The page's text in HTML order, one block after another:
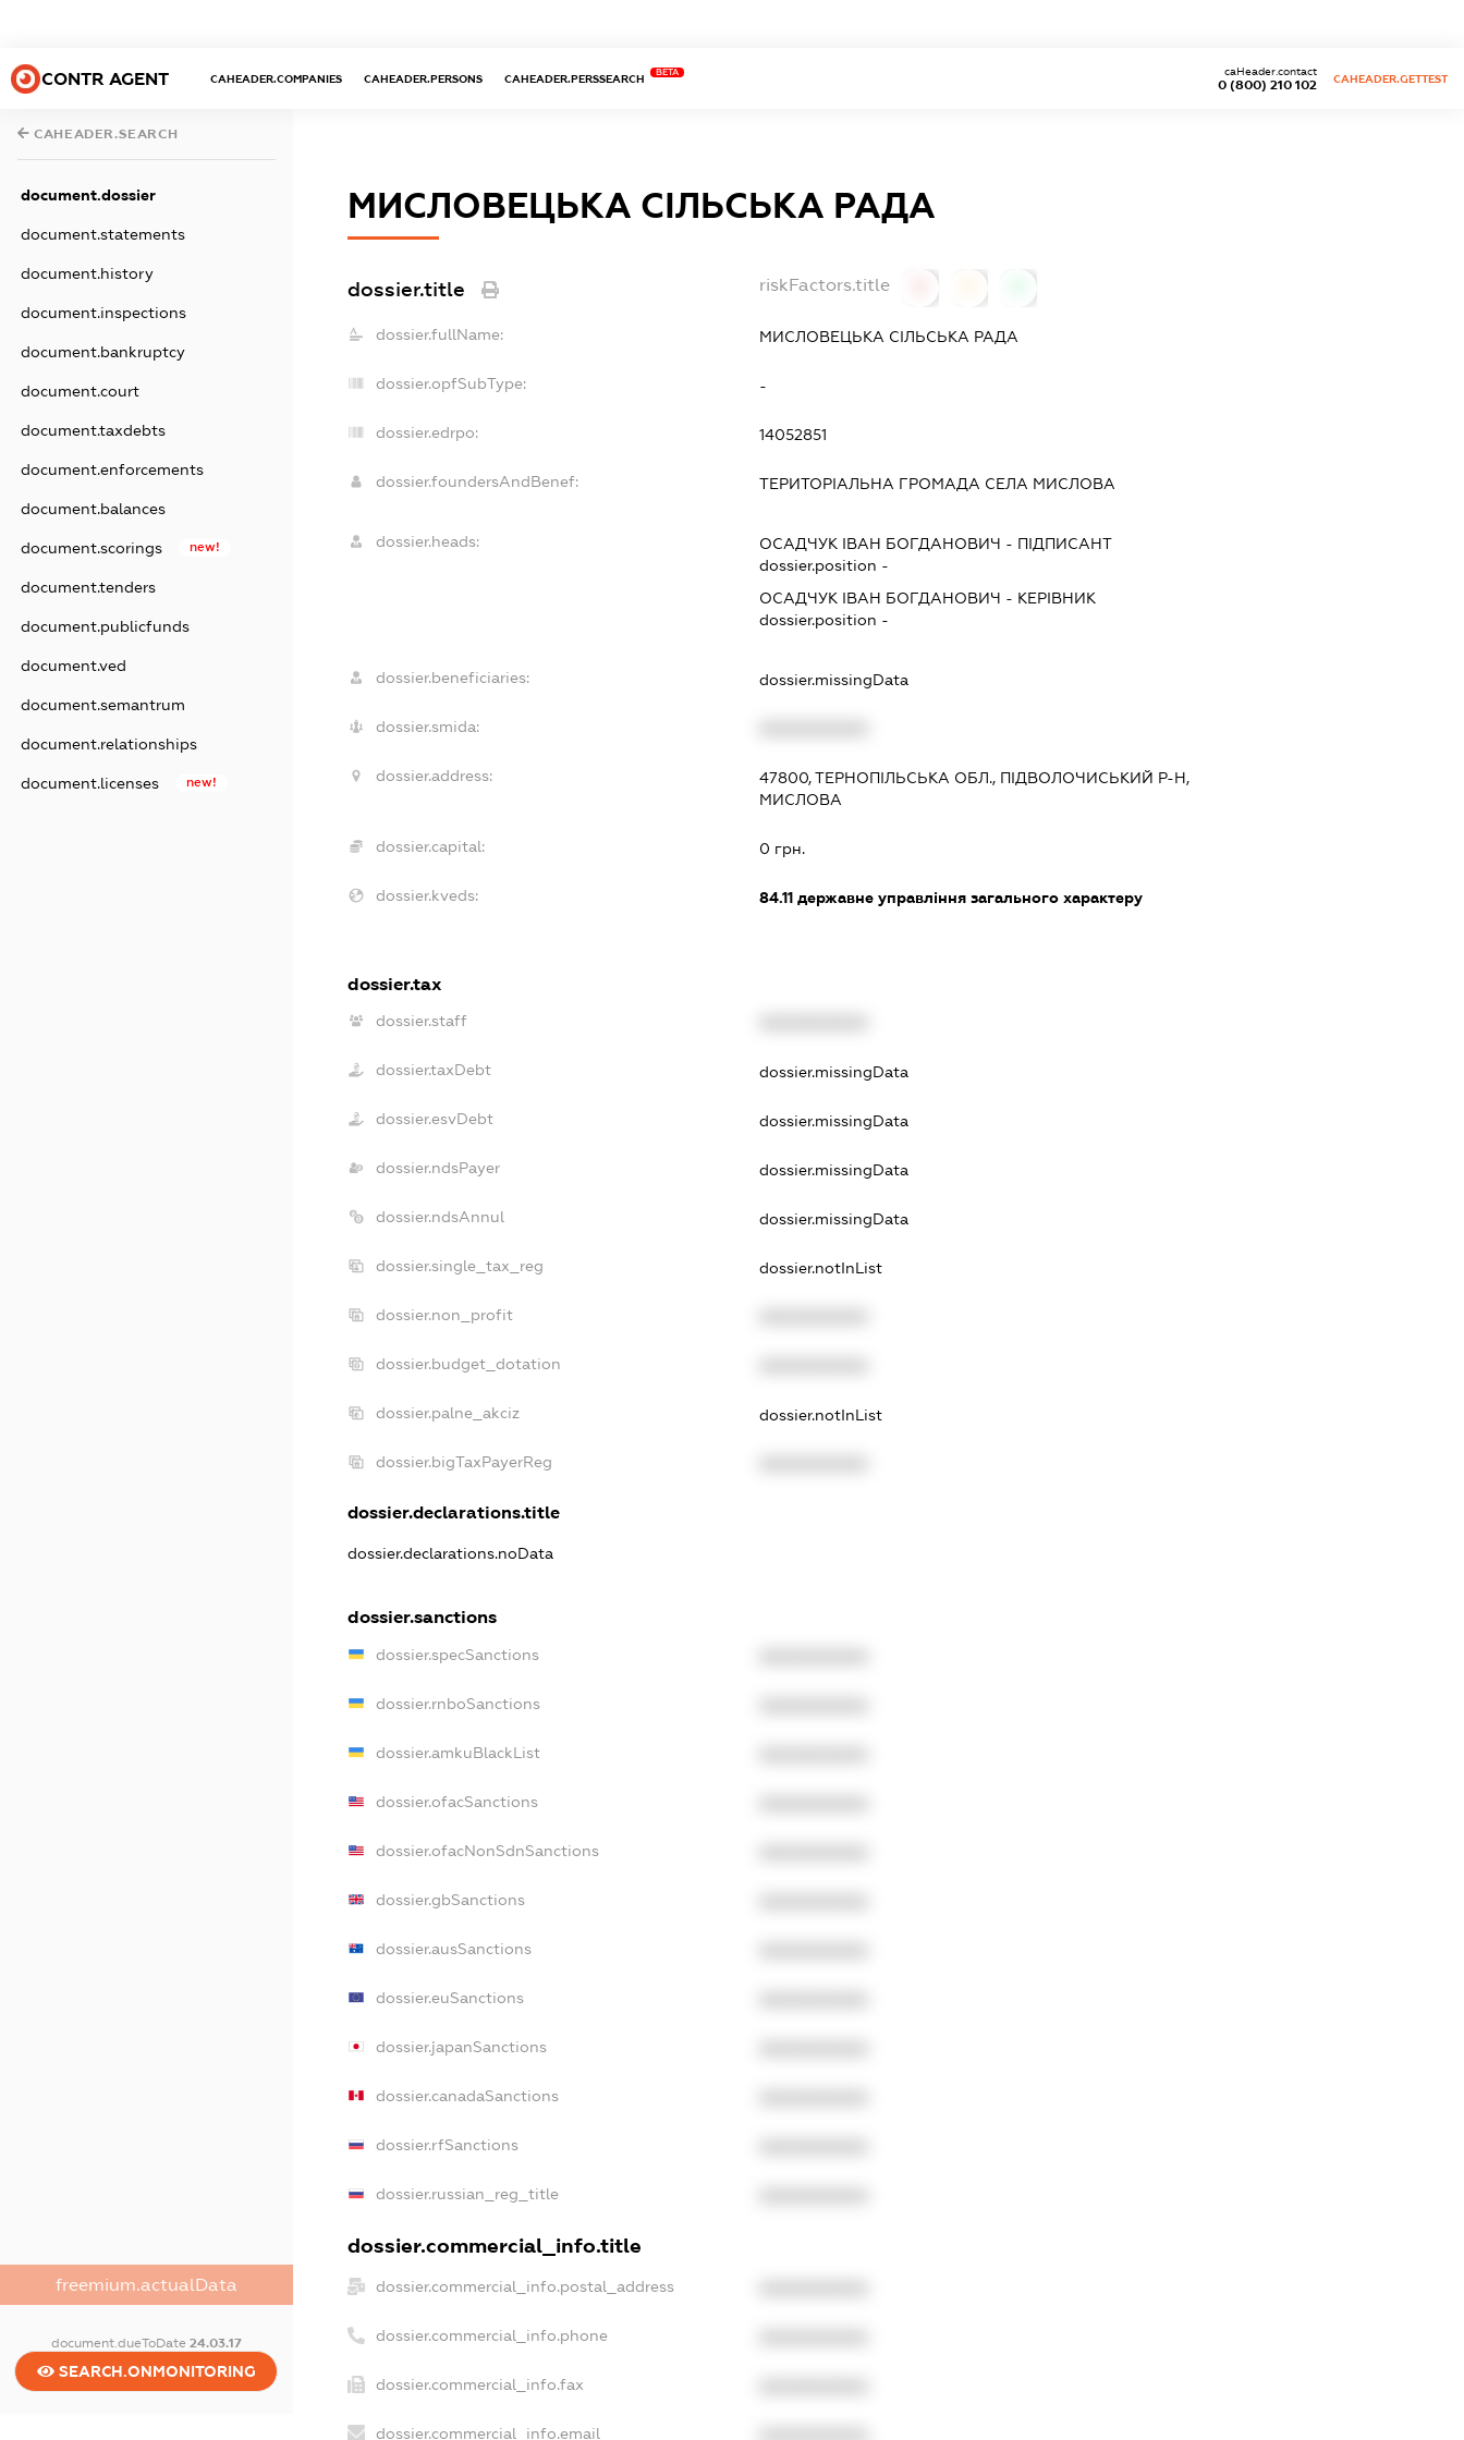
CONTR AGENT CAHEADER.COMPANIES CAHEADER.PERSONS CAHEADER.PERSSEARCH
BETA
0 (800) 210 102
caHeader.contact
CAHEADER.GETTEST
CAHEADER.SEARCH
document.dossier
document.statements
document.history
document.inspections
document.bankruptcy
document.court
document.taxdebts
document.enforcements
document.balances
document.scorings new!
document.tenders
document.publicfunds
document.ved
document.semantrum
document.relationships
document.licenses new!
freemium.actualData
document.dueToDate 24.03.17
SEARCH.ONMONITORING
МИСЛОВЕЦЬКА СІЛЬСЬКА РАДА
dossier.title riskFactors.title
dossier.fullName: МИСЛОВЕЦЬКА СІЛЬСЬКА РАДА
dossier.opfSubType: -
dossier.edrpo: 14052851
dossier.foundersAndBenef: ТЕРИТОРІАЛЬНА ГРОМАДА СЕЛА МИСЛОВА
dossier.heads: ОСАДЧУК ІВАН БОГДАНОВИЧ - ПІДПИСАНТ
dossier.position -
ОСАДЧУК ІВАН БОГДАНОВИЧ - КЕРІВНИК
dossier.position -
dossier.beneficiaries: dossier.missingData
dossier.smida:
dossier.address:
47800, ТЕРНОПІЛЬСЬКА ОБЛ., ПІДВОЛОЧИСЬКИЙ Р-Н,
МИСЛОВА
dossier.capital: 0 грн.
dossier.kveds: 84.11 державне управління загального характеру
dossier.tax
dossier.staff
dossier.taxDebt dossier.missingData
dossier.esvDebt dossier.missingData
dossier.ndsPayer dossier.missingData
dossier.ndsAnnul dossier.missingData
dossier.single_tax_reg dossier.notInList
dossier.non_profit
dossier.budget_dotation
dossier.palne_akciz dossier.notInList
dossier.bigTaxPayerReg
dossier.declarations.title
dossier.declarations.noData
dossier.sanctions
dossier.specSanctions
dossier.rnboSanctions
dossier.amkuBlackList
dossier.ofacSanctions
dossier.ofacNonSdnSanctions
dossier.gbSanctions
dossier.ausSanctions
dossier.euSanctions
dossier.japanSanctions
dossier.canadaSanctions
dossier.rfSanctions
dossier.russian_reg_title
dossier.commercial_info.title
dossier.commercial_info.postal_address
dossier.commercial_info.phone
dossier.commercial_info.fax
dossier.commercial_info.email